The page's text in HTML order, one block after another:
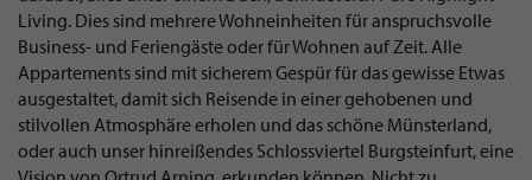
Living. Dies sind mehrere Wohneinheiten für anspruchsvolle
Business- und Feriengäste oder für Wohnen auf Zeit. Alle
Appartements sind mit sicherem Gespür für das gewisse Etwas
ausgestaltet, damit sich Reisende in einer gehobenen und
stilvollen Atmosphäre erholen und das schöne Münsterland,
oder auch unser hinreißendes Schlossviertel Burgsteinfurt, eine